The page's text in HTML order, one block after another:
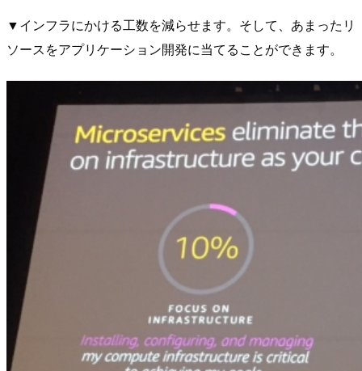
▼インフラにかける工数を減らせます。そして、あまったリ
ソースをアプリケーション開発に当てることができます。